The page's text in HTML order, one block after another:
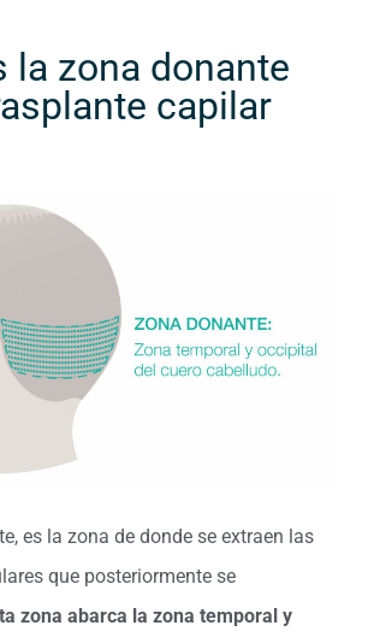
la zona donante
capilar
es la zona de donde se extraen las
que posteriormente se
zona abarca la zona temporal y